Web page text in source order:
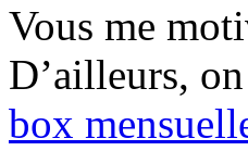
Vous me
D’ailleurs,
box